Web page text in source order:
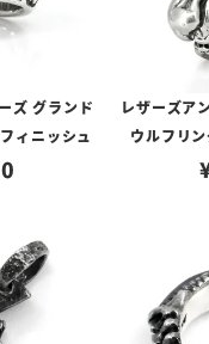
ズ グランド
ィニッシュ
レザーズア
ウルフリ